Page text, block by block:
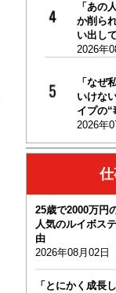
「あの
か削ら
い出し
2026年
「なぜ
いけな
イプの“
2026年
25歳で2000万円
人気のルイボス
由
2026年08月02日
「とにかく成長